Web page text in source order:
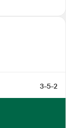
3-5-2